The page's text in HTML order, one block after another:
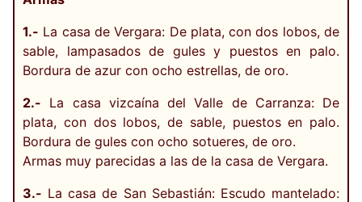
1.- La casa de Vergara: De plata, con dos lobos, de
sable, lampasados de gules y puestos en palo.
Bordura de azur con ocho estrellas, de oro.
2.- La casa vizcaína del Valle de Carranza: De
plata, con dos lobos, de sable, puestos en palo.
Bordura de gules con ocho sotueres, de oro.
Armas muy parecidas a las de la casa de Vergara.
3.- La casa de San Sebastián: Escudo mantelado: